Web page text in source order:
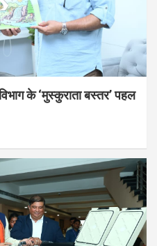
के ‘मुस्कुराता बस्तर’ पहल